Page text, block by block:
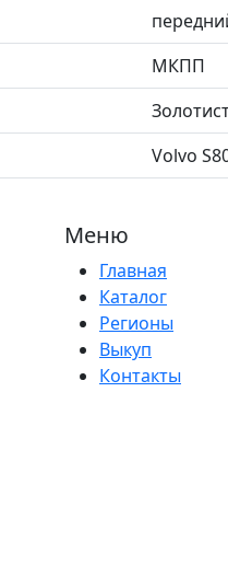
МКПП
Volvo
Меню
Главная
Каталог
Регионы
Выкуп
Контакты